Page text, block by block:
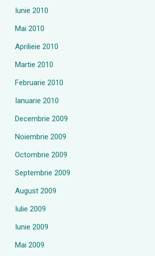
Iunie 2010
Mai 2010
Aprilieie 2010
Martie 2010
Februarie 2010
Ianuarie 2010
Decembrie 2009
Noiembrie 2009
Octombrie 2009
Septembrie 2009
August 2009
Iulie 2009
Iunie 2009
Mai 2009